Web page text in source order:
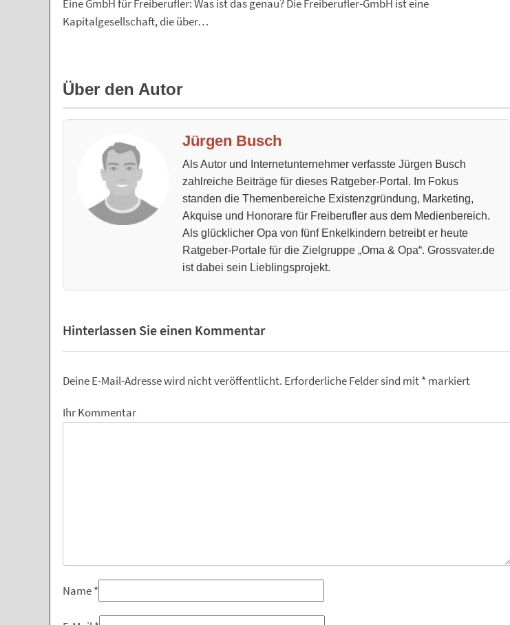
Eine GmbH für Freiberufler: Was ist das genau? Die Freiberufler-GmbH ist eine
Kapitalgesellschaft, die über…
Über den Autor
Jürgen Busch
Als Autor und Internetunternehmer verfasste Jürgen Busch
zahlreiche Beiträge für dieses Ratgeber-Portal. Im Fokus
standen die Themenbereiche Existenzgründung, Marketing,
Akquise und Honorare für Freiberufler aus dem Medienbereich.
Als glücklicher Opa von fünf Enkelkindern betreibt er heute
Ratgeber-Portale für die Zielgruppe „Oma & Opa“. Grossvater.de
ist dabei sein Lieblingsprojekt.
Hinterlassen Sie einen Kommentar
Deine E-Mail-Adresse wird nicht veröffentlicht. Erforderliche Felder sind mit* markiert
Ihr Kommentar
Name*